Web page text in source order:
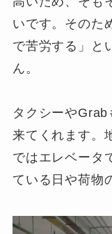
いです。そのた
で苦労する」と
ん。
タクシーや
来てくれます。
ではエレベータ
ている日や荷物